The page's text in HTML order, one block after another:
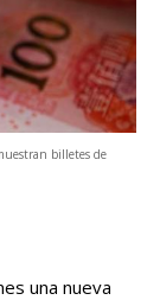
billetes de
una nueva